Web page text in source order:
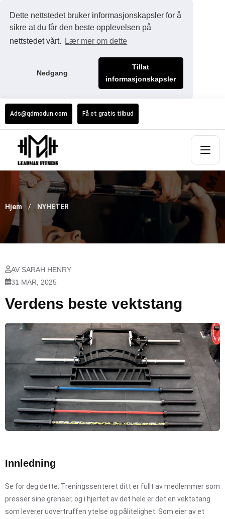
Dette nettstedet bruker informasjonskapsler for å
sikre at du får den beste opplevelsen på
nettstedet vårt.
Lær mer om dette
Nedgang
Tillat
informasjonskapsler
Ads@qdmodun.com Få et gratis tilbud
Hjem NYHETER
AV SARAH HENRY
31 MAR, 2025
Verdens beste vektstang
Innledning
Se for deg dette: Treningssenteret ditt er fullt av medlemmer som
presser sine grenser, og i hjertet av det hele er det en vektstang
som leverer uovertruffen ytelse og pålitelighet. Som eier av et